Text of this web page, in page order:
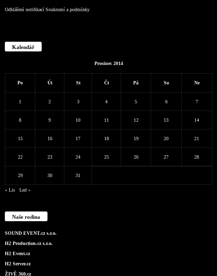
Odhlášení notifikací Soukromí a podmínky
Kalendář
Prosinec 2014
Po Út St Čt Pá So Ne
1 2 3 4 5 6 7
8 9 10 11 12 13 14
15 16 17 18 19 20 21
22 23 24 25 26 27 28
29 30 31
« Lis Led »
Naše rodina
SOUND EVENT.cz s.r.o.
H2 Production.cz s.r.o.
H2 Event.cz
H2 Server.cz
ŽIVĚ 360.cz